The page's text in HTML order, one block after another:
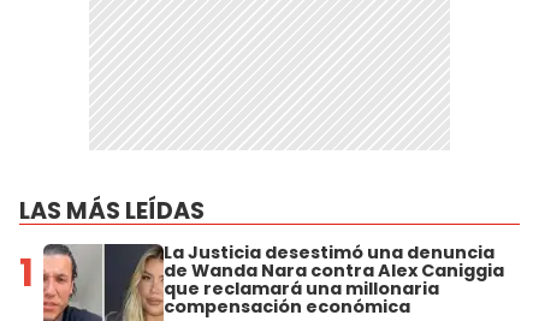
LAS MÁS LEÍDAS
1 La Justicia desestimó una denuncia
de Wanda Nara contra Alex Caniggia
que reclamará una millonaria
compensación económica